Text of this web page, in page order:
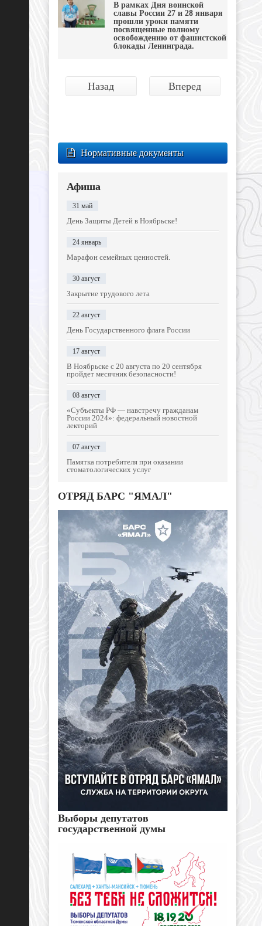
В рамках Дня воинской
славы России 27 и 28 января
прошли уроки памяти
посвященные полному
освобождению от фашистской
блокады Ленинграда.
Назад Вперед
Нормативные документы
Афиша
31 май
День Защиты Детей в Ноябрьске!
24 январь
Марафон семейных ценностей.
30 август
Закрытие трудового лета
22 август
День Государственного флага России
17 август
В Ноябрьске с 20 августа по 20 сентября
пройдет месячник безопасности!
08 август
«Субъекты РФ — навстречу гражданам
России 2024»: федеральный новостной
лекторий
07 август
Памятка потребителя при оказании
стоматологических услуг
ОТРЯД БАРС "ЯМАЛ"
Выборы депутатов
государственной думы